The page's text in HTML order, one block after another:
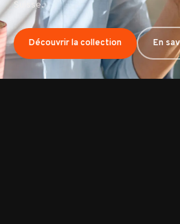
Découvrir tous nos bouquets
Suisse.
Découvrir la collection En